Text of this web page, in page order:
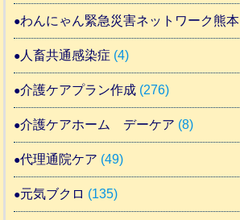
わんにゃん緊急災害ネットワーク熊本
人畜共通感染症 (4)
介護ケアプラン作成 (276)
介護ケアホーム デーケア (8)
代理通院ケア (49)
元気ブクロ (135)